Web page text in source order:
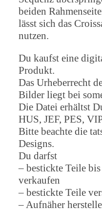
beiden
lässt sich das
nutzen.
Du kaufst eine
Produkt.
Das Urheberrecht
Bilder liegt bei
Die Datei erhältst
HUS, JEF, PES,
Bitte beachte die
Designs.
Du darfst
– bestickte Teile
verkaufen
– bestickte Teile
– Aufnäher